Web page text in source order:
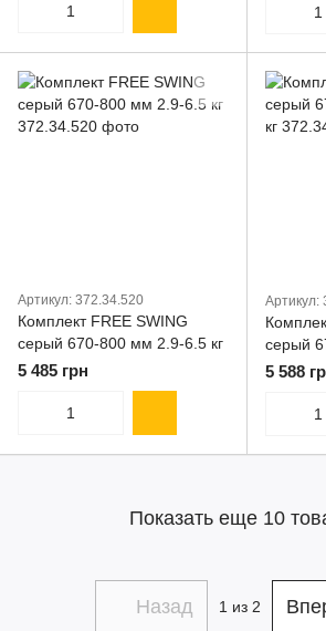
Артикул: 372.34.520
Комплект FREE SWING
серый 670-800 мм 2.9-6.5 кг
5 485 грн
Артикул:
серый
кг
5 588
Показать еще 10
Назад 1 из 2